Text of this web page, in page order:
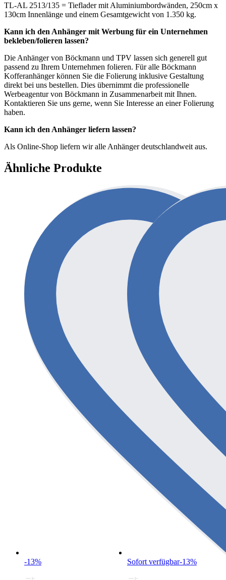
TL-AL 2513/135 = Tieflader mit Aluminiumbordwänden, 250cm x
130cm Innenlänge und einem Gesamtgewicht von 1.350 kg.
Kann ich den Anhänger mit Werbung für ein Unternehmen
bekleben/folieren lassen?
Die Anhänger von Böckmann und TPV lassen sich generell gut
passend zu Ihrem Unternehmen folieren. Für alle Böckmann
Kofferanhänger können Sie die Folierung inklusive Gestaltung
direkt bei uns bestellen. Dies übernimmt die professionelle
Werbeagentur von Böckmann in Zusammenarbeit mit Ihnen.
Kontaktieren Sie uns gerne, wenn Sie Interesse an einer Folierung
haben.
Kann ich den Anhänger liefern lassen?
Als Online-Shop liefern wir alle Anhänger deutschlandweit aus.
Ähnliche Produkte
-13% Sofort verfügbar-13%